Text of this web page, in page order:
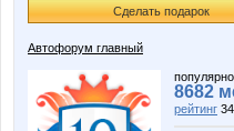
Сделать подарок
Автофорум главный
8682
рейтинг